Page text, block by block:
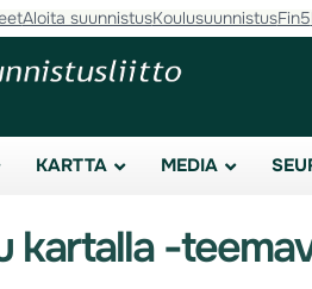
Aloita suunnistusKoulusuunnistusFin5
KARTTA MEDIA
kartalla -